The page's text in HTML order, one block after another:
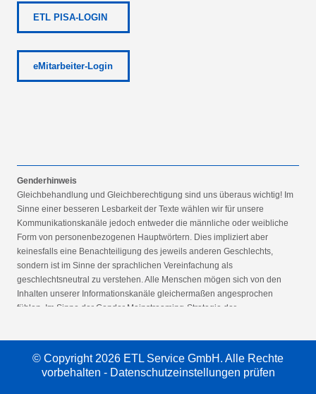
ETL PISA-LOGIN
eMitarbeiter-Login
Genderhinweis
Gleichbehandlung und Gleichberechtigung sind uns überaus wichtig! Im
Sinne einer besseren Lesbarkeit der Texte wählen wir für unsere
Kommunikationskanäle jedoch entweder die männliche oder weibliche
Form von personenbezogenen Hauptwörtern. Dies impliziert aber
keinesfalls eine Benachteiligung des jeweils anderen Geschlechts,
sondern ist im Sinne der sprachlichen Vereinfachung als
geschlechtsneutral zu verstehen. Alle Menschen mögen sich von den
Inhalten unserer Informationskanäle gleichermaßen angesprochen
fühlen. Im Sinne der Gender Mainstreaming-Strategie der
© Copyright 2026 ETL Service GmbH. Alle Rechte
vorbehalten - Datenschutzeinstellungen prüfen